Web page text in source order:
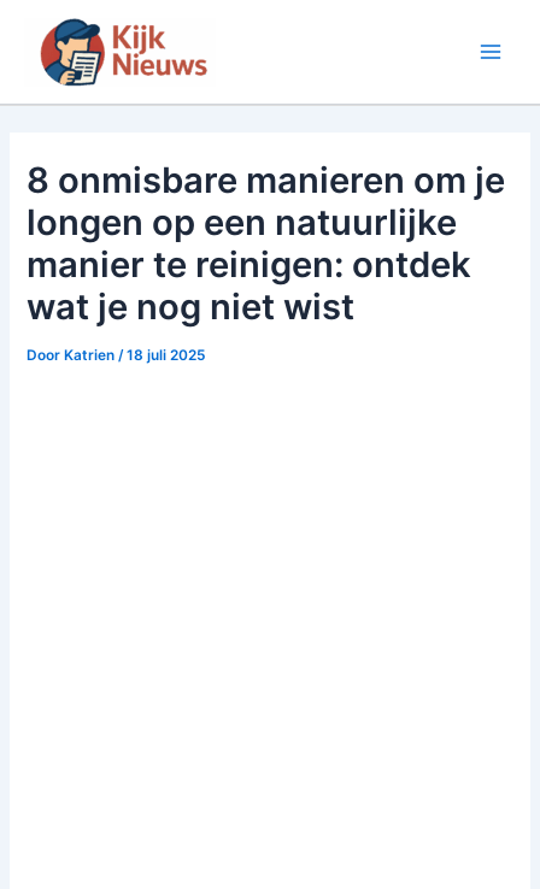
inhoud
8 onmisbare manieren om je
longen op een natuurlijke
manier te reinigen: ontdek
wat je nog niet wist
Door Katrien/18 juli 2025